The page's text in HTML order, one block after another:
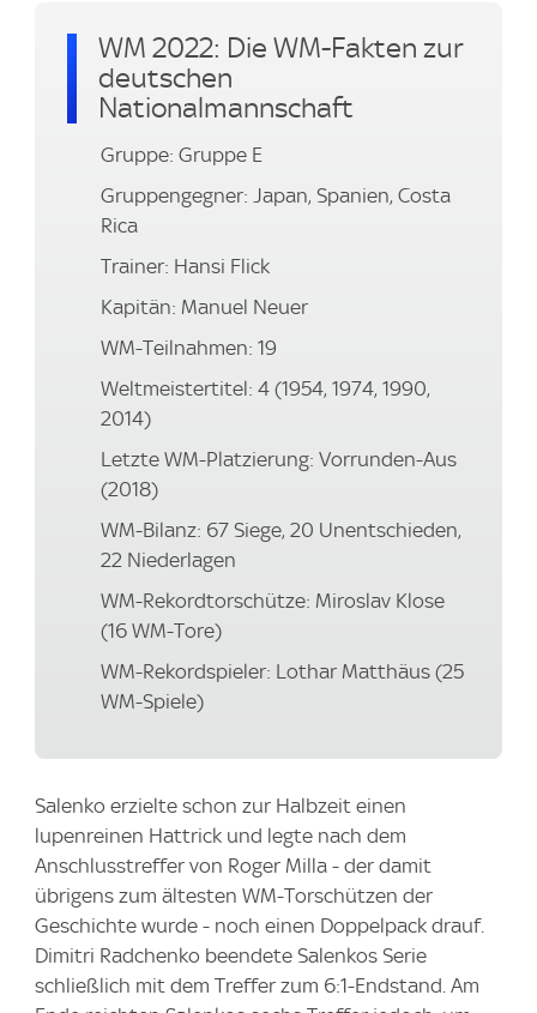
WM 2022: Die WM-Fakten zur
deutschen
Nationalmannschaft
Gruppe: Gruppe E
Gruppengegner: Japan, Spanien, Costa
Rica
Trainer: Hansi Flick
Kapitän: Manuel Neuer
WM-Teilnahmen: 19
Weltmeistertitel: 4 (1954, 1974, 1990,
2014)
Letzte WM-Platzierung: Vorrunden-Aus
(2018)
WM-Bilanz: 67 Siege, 20 Unentschieden,
22 Niederlagen
WM-Rekordtorschütze: Miroslav Klose
(16 WM-Tore)
WM-Rekordspieler: Lothar Matthäus (25
WM-Spiele)
Salenko erzielte schon zur Halbzeit einen
lupenreinen Hattrick und legte nach dem
Anschlusstreffer von Roger Milla - der damit
übrigens zum ältesten WM-Torschützen der
Geschichte wurde - noch einen Doppelpack drauf.
Dimitri Radchenko beendete Salenkos Serie
schließlich mit dem Treffer zum 6:1-Endstand. Am